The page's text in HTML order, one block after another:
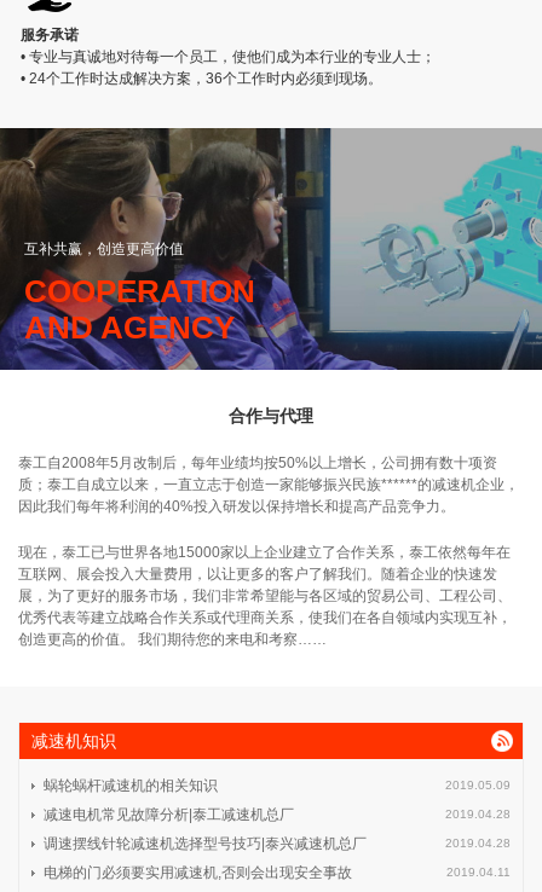
服务承诺
• 专业与真诚地对待每一个员工，使他们成为本行业的专业人士；
• 24个工作时达成解决方案，36个工作时内必须到现场。
互补共赢，创造更高价值
COOPERATION
AND AGENCY
合作与代理
泰工自2008年5月改制后，每年业绩均按50%以上增长，公司拥有数十项资
质；泰工自成立以来，一直立志于创造一家能够振兴民族******的减速机企业，
因此我们每年将利润的40%投入研发以保持增长和提高产品竞争力。
现在，泰工已与世界各地15000家以上企业建立了合作关系，泰工依然每年在
互联网、展会投入大量费用，以让更多的客户了解我们。随着企业的快速发
展，为了更好的服务市场，我们非常希望能与各区域的贸易公司、工程公司、
优秀代表等建立战略合作关系或代理商关系，使我们在各自领域内实现互补，
创造更高的价值。 我们期待您的来电和考察……
减速机知识
2019.05.09
蜗轮蜗杆减速机的相关知识
2019.04.28
减速电机常见故障分析|泰工减速机总厂
2019.04.28
调速摆线针轮减速机选择型号技巧|泰兴减速机总厂
2019.04.11
电梯的门必须要实用减速机,否则会出现安全事故